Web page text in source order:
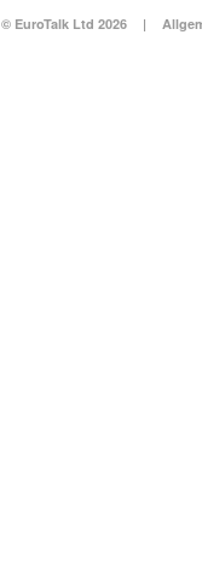
© EuroTalk Ltd 2026 |